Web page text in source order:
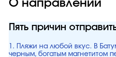
О направлении
Пять причин
1. Пляжи на любой вкус. В
черным, богатым магнетитом